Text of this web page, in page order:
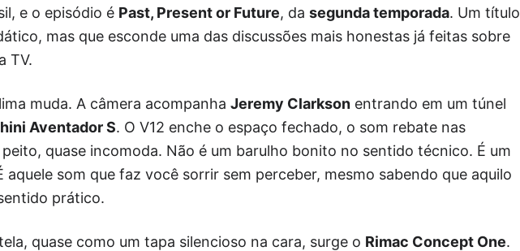
e o episódio é Past, Present or Future, da segunda temporada. Um título
mas que esconde uma das discussões mais honestas já feitas sobre
TV.
muda. A câmera acompanha Jeremy Clarkson entrando em um túnel
Aventador S. O V12 enche o espaço fechado, o som rebate nas
quase incomoda. Não é um barulho bonito no sentido técnico. É um
aquele som que faz você sorrir sem perceber, mesmo sabendo que aquilo
prático.
quase como um tapa silencioso na cara, surge o Rimac Concept One.